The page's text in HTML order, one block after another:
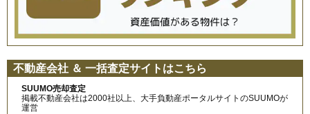
不動産会社 ＆ 一括査定サイトはこちら
SUUMO売却査定
掲載不動産会社は2000社以上、大手負動産ポータルサイトのSUUMOが
運営